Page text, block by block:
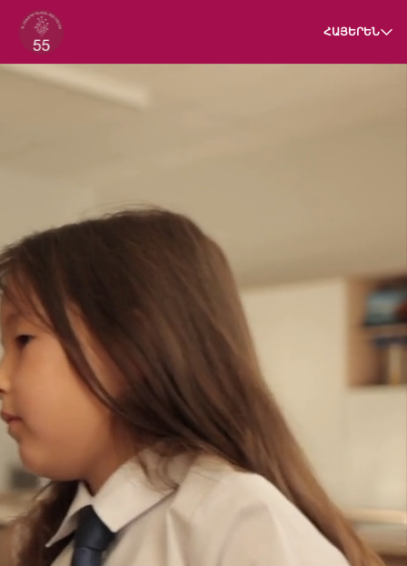
ՀԱՅԵՐԵՆ